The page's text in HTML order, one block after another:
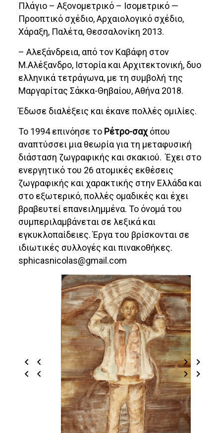
Πλάγιο – Αξονομετρικό – Ισομετρικό —
Προοπτικό σχέδιο, Αρχαιολογικό σχέδιο,
Χάραξη, Παλέτα, Θεσσαλονίκη 2013.
– Αλεξάνδρεια, από τον Καβάφη στον
Μ.Αλέξανδρο, Ιστορία και Αρχιτεκτονική, δυο
ελληνικά τετράγωνα, με τη συμβολή της
Μαργαρίτας Σάκκα-Θηβαίου, Αθήνα 2018.
Έδωσε διαλέξεις και έκανε πολλές ομιλίες.
Το 1994 επινόησε το Ρέτρο-σαχ όπου
αναπτύσσει μια θεωρία για τη μεταφυσική
διάσταση ζωγραφικής και σκακιού. Έχει στο
ενεργητικό του 26 ατομικές εκθέσεις
ζωγραφικής και χαρακτικής στην Ελλάδα και
στο εξωτερικό, πολλές ομαδικές και έχει
βραβευτεί επανειλημμένα. Το όνομά του
συμπεριλαμβάνεται σε λεξικά και
εγκυκλοπαίδειες. Έργα του βρίσκονται σε
ιδιωτικές συλλογές και πινακοθήκες.
sphicasnicolas@gmail.com